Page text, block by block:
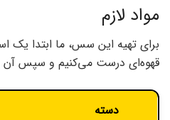
مواد لازم
برای تهیه این سس، ما ابتدا
قهوه‌ای درست می‌کنیم و سپس آن
دسته